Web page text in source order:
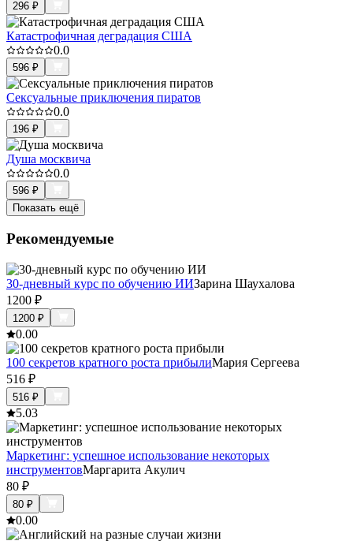
296 ₽
Катастрофичная деградация США
0.0
596 ₽
Сексуальные приключения пиратов
0.0
196 ₽
Душа москвича
0.0
596 ₽
Показать ещё
Рекомендуемые
30-дневный курс по обучению ИИЗарина Шаухалова
1200 ₽
1200 ₽
0.00
100 секретов кратного роста прибылиМария Сергеева
516 ₽
516 ₽
5.03
Маркетинг: успешное использование некоторых
инструментовМаргарита Акулич
80 ₽
80 ₽
0.00